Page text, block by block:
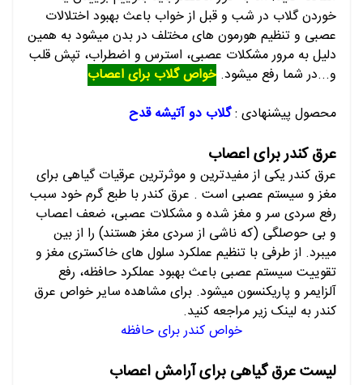
خوردن گلاب در شب و قبل از خواب باعث بهبود اختلالات
عصبی و تنظیم هورمون های مختلف در بدن میشود به همین
دلیل به مرور مشکلات عصبی، استرس و اضطراب، تپش قلب
و...در شما رفع میشود.خواص گلاب برای اعصاب
محصول پیشنهادی :گلاب دو آتیشه قدح
عرق کندر برای اعصاب
عرق کندر یکی از مفیدترین و موثرترین عرقیات گیاهی برای
مغز و سیستم عصبی است . عرق کندر با طبع گرم خود سبب
رفع سردی سر و مغز شده و مشکلات عصبی، ضعف اعصاب
و بی حوصلگی (که ناشی از سردی مغز هستند) را از بین
میبرد. از طرفی با تنظیم عملکرد سلول های خاکستری مغز و
تقوییت سیستم عصبی باعث بهبود عملکرد حافظه، رفع
آلزایمر و پاریکنسون میشود. برای مشاهده سایر خواص عرق
کندر به لینک زیر مراجعه کنید.
خواص کندر برای حافظه
لیست عرق گیاهی برای آرامش اعصاب